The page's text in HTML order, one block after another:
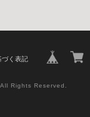
づく表記
Rights Reserved.